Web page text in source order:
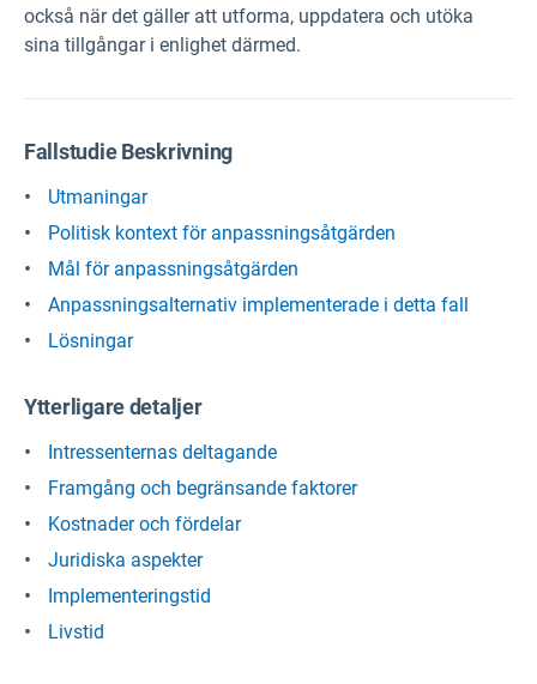
också när det gäller att utforma, uppdatera och utöka
sina tillgångar i enlighet därmed.
Fallstudie Beskrivning
Utmaningar
Politisk kontext för anpassningsåtgärden
Mål för anpassningsåtgärden
Anpassningsalternativ implementerade i detta fall
Lösningar
Ytterligare detaljer
Intressenternas deltagande
Framgång och begränsande faktorer
Kostnader och fördelar
Juridiska aspekter
Implementeringstid
Livstid